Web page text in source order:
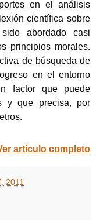
en el análisis
científica sobre
abordado casi
principios morales.
de búsqueda de
en el entorno
factor que puede
y que precisa, por
artículo completo
2011